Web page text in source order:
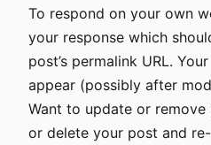
To respond on your own
your response which
post’s permalink URL.
appear (possibly after
Want to update or
or delete your post and